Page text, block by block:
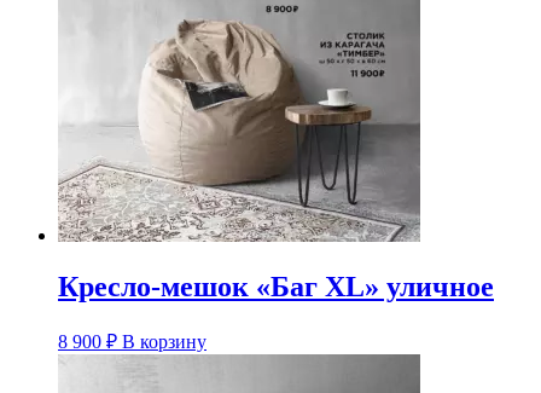
Кресло-мешок «Баг XL» уличное
8 900 ₽ В корзину